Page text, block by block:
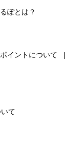
ぽとは？
ポイントについて
て